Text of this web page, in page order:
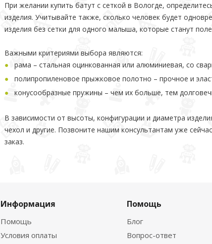
При желании купить батут с сеткой в Вологде,
изделия. Учитывайте также, сколько человек будет
изделия без сетки для одного малыша, которые станут
Важными критериями выбора являются:
рама – стальная оцинкованная или алюминиевая, со
полипропиленовое прыжковое полотно – прочное и
конусообразные пружины – чем их больше, тем
В зависимости от высоты, конфигурации и диаметра
чехол и другие. Позвоните нашим консультантам уже
заказ.
Информация
Помощь
Условия оплаты
Помощь
Блог
Вопрос-ответ